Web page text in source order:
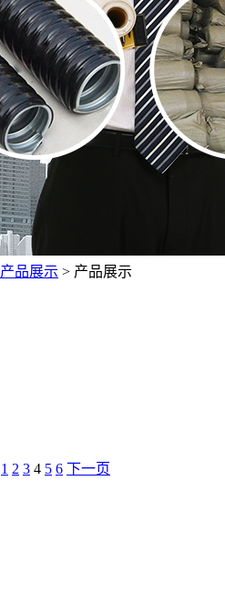
产品展示 > 产品展示
1 2 3 4 5 6 下一页